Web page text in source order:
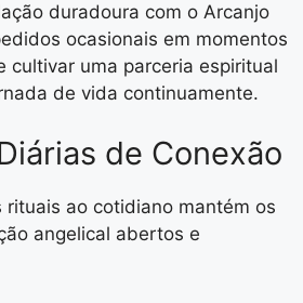
duradoura com o Arcanjo
ocasionais em momentos
cultivar uma parceria espiritual
de vida continuamente.
de Conexão
rituais ao cotidiano mantém os
angelical abertos e